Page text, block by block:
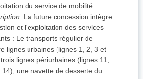
du service de mobilité
: La future concession intègre
et l'exploitation des services
: Le transports régulier de
lignes urbaines (lignes 1, 2, 3 et
lignes périurbaines (lignes 11,
14), une navette de desserte du